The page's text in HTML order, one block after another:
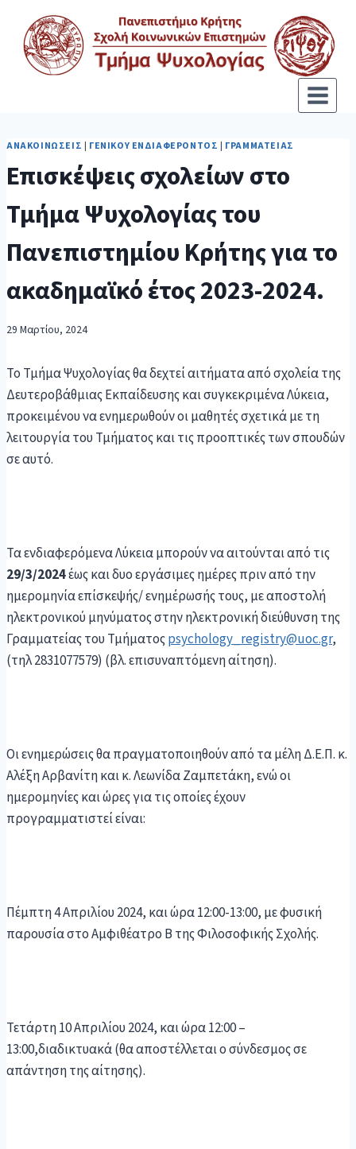
ΑΝΑΚΟΙΝΏΣΕΙΣ | ΓΕΝΙΚΟΎ ΕΝΔΙΑΦΈΡΟΝΤΟΣ | ΓΡΑΜΜΑΤΕΊΑΣ
Επισκέψεις σχολείων στο
Τμήμα Ψυχολογίας του
Πανεπιστημίου Κρήτης για το
ακαδημαϊκό έτος 2023-2024.
29 Μαρτίου, 2024
To Τμήμα Ψυχολογίας θα δεχτεί αιτήματα από σχολεία της
Δευτεροβάθμιας Εκπαίδευσης και συγκεκριμένα Λύκεια,
προκειμένου να ενημερωθούν οι μαθητές σχετικά με τη
λειτουργία του Τμήματος και τις προοπτικές των σπουδών
σε αυτό.
Τα ενδιαφερόμενα Λύκεια μπορούν να αιτούνται από τις
29/3/2024έως και δυο εργάσιμες ημέρες πριν από την
ημερομηνία επίσκεψής/ ενημέρωσής τους, με αποστολή
ηλεκτρονικού μηνύματος στην ηλεκτρονική διεύθυνση της
Γραμματείας του Τμήματοςpsychology_registry@uoc.gr,
(τηλ 2831077579) (βλ. επισυναπτόμενη αίτηση).
Οι ενημερώσεις θα πραγματοποιηθούν από τα μέλη Δ.Ε.Π. κ.
Αλέξη Αρβανίτη και κ. Λεωνίδα Ζαμπετάκη, ενώ οι
ημερομηνίες και ώρες για τις οποίες έχουν
προγραμματιστεί είναι:
Πέμπτη 4 Απριλίου 2024, και ώρα 12:00-13:00, με φυσική
παρουσία στο Αμφιθέατρο B της Φιλοσοφικής Σχολής.
Τετάρτη 10 Απριλίου 2024, και ώρα 12:00 –
13:00,διαδικτυακά (θα αποστέλλεται ο σύνδεσμος σε
απάντηση της αίτησης).